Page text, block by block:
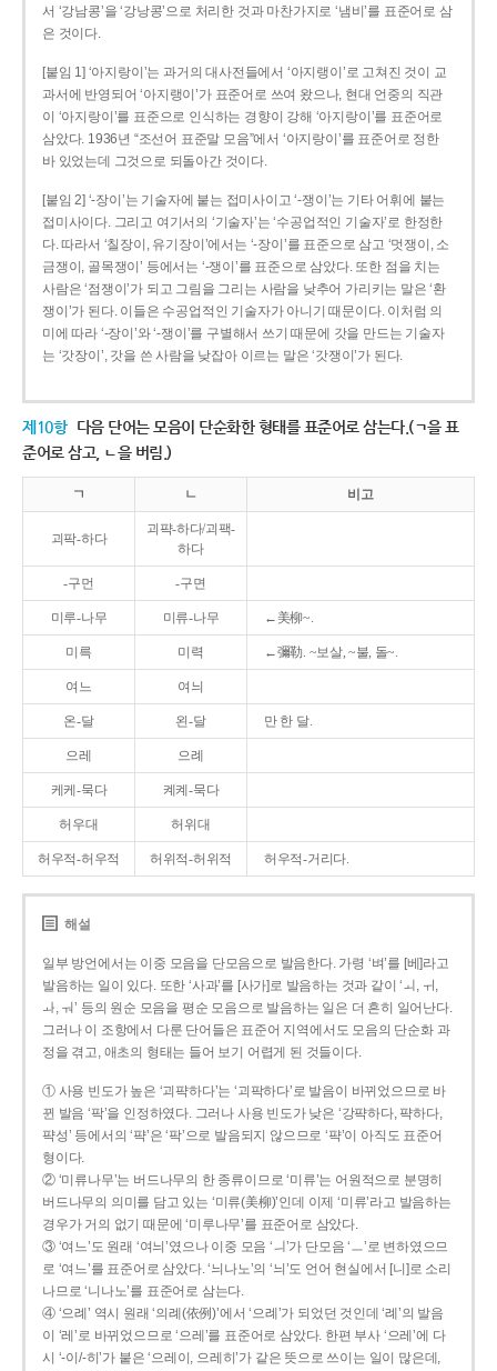
서 ‘강남콩’을 ‘강낭콩’으로 처리한 것과 마찬가지로 ‘냄비’를 표준어로 삼
은 것이다.
[붙임 1] ‘아지랑이’는 과거의 대사전들에서 ‘아지랭이’로 고쳐진 것이 교
과서에 반영되어 ‘아지랭이’가 표준어로 쓰여 왔으나, 현대 언중의 직관
이 ‘아지랑이’를 표준으로 인식하는 경향이 강해 ‘아지랑이’를 표준어로
삼았다. 1936년 “조선어 표준말 모음”에서 ‘아지랑이’를 표준어로 정한
바 있었는데 그것으로 되돌아간 것이다.
[붙임 2] ‘-장이’는 기술자에 붙는 접미사이고 ‘-쟁이’는 기타 어휘에 붙는
접미사이다. 그리고 여기서의 ‘기술자’는 ‘수공업적인 기술자’로 한정한
다. 따라서 ‘칠장이, 유기장이’에서는 ‘-장이’를 표준으로 삼고 ‘멋쟁이, 소
금쟁이, 골목쟁이’ 등에서는 ‘-쟁이’를 표준으로 삼았다. 또한 점을 치는
사람은 ‘점쟁이’가 되고 그림을 그리는 사람을 낮추어 가리키는 말은 ‘환
쟁이’가 된다. 이들은 수공업적인 기술자가 아니기 때문이다. 이처럼 의
미에 따라 ‘-장이’와 ‘-쟁이’를 구별해서 쓰기 때문에 갓을 만드는 기술자
는 ‘갓장이’, 갓을 쓴 사람을 낮잡아 이르는 말은 ‘갓쟁이’가 된다.
제10항 다음 단어는 모음이 단순화한 형태를 표준어로 삼는다.(ㄱ을 표
준어로 삼고, ㄴ을 버림.)
ㄱ ㄴ 비고
괴팍-하다
괴퍅-하다/괴팩-
하다
-구먼 -구면
미루-나무 미류-나무 ←美柳~.
미륵 미력 ←彌勒. ~보살, ~불, 돌~.
여느 여늬
온-달 왼-달 만 한 달.
으레 으례
케케-묵다 켸켸-묵다
허우대 허위대
허우적-허우적 허위적-허위적 허우적-거리다.
해설
일부 방언에서는 이중 모음을 단모음으로 발음한다. 가령 ‘벼’를 [베]라고
발음하는 일이 있다. 또한 ‘사과’를 [사가]로 발음하는 것과 같이 ‘ㅚ, ㅟ,
ㅘ, ㅝ’ 등의 원순 모음을 평순 모음으로 발음하는 일은 더 흔히 일어난다.
그러나 이 조항에서 다룬 단어들은 표준어 지역에서도 모음의 단순화 과
정을 겪고, 애초의 형태는 들어 보기 어렵게 된 것들이다.
① 사용 빈도가 높은 ‘괴퍅하다’는 ‘괴팍하다’로 발음이 바뀌었으므로 바
뀐 발음 ‘팍’을 인정하였다. 그러나 사용 빈도가 낮은 ‘강퍅하다, 퍅하다,
퍅성’ 등에서의 ‘퍅’은 ‘팍’으로 발음되지 않으므로 ‘퍅’이 아직도 표준어
형이다.
② ‘미류나무’는 버드나무의 한 종류이므로 ‘미류’는 어원적으로 분명히
버드나무의 의미를 담고 있는 ‘미류(美柳)’인데 이제 ‘미류’라고 발음하는
경우가 거의 없기 때문에 ‘미루나무’를 표준어로 삼았다.
③ ‘여느’도 원래 ‘여늬’였으나 이중 모음 ‘ㅢ’가 단모음 ‘ㅡ’로 변하였으므
로 ‘여느’를 표준어로 삼았다. ‘늬나노’의 ‘늬’도 언어 현실에서 [니]로 소리
나므로 ‘니나노’를 표준어로 삼는다.
④ ‘으례’ 역시 원래 ‘의례(依例)’에서 ‘으례’가 되었던 것인데 ‘례’의 발음
이 ‘레’로 바뀌었으므로 ‘으레’를 표준어로 삼았다. 한편 부사 ‘으레’에 다
시 ‘-이/-히’가 붙은 ‘으레이, 으레히’가 같은 뜻으로 쓰이는 일이 많은데,